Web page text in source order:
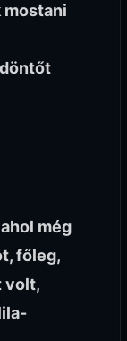
mostani
még
főleg,
volt,